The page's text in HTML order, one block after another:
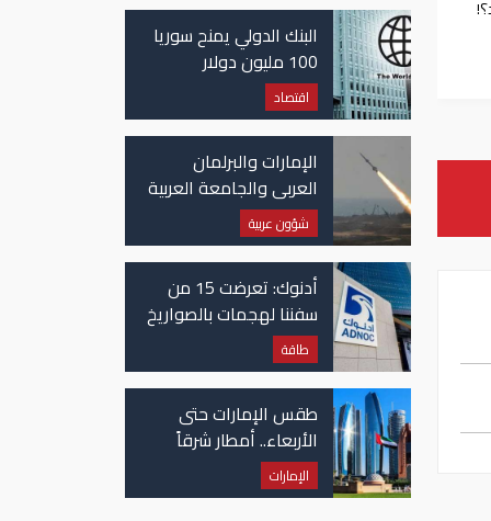
غزة
البنك الدولي يمنح سوريا
100 مليون دولار
اقتصاد
الإمارات والبرلمان
العربي والجامعة العربية
يدينون الهجوم الحوثي
على نجران بالسعودية
شؤون عربية
أدنوك: تعرضت 15 من
سفننا لهجمات بالصواريخ
والطائرات المسيّرة منذ
بداية النزاع
طاقة
طقس الإمارات حتى
الأربعاء.. أمطار شرقاً
وجنوباً وانخفاض
تدريجي للحرارة
الإمارات